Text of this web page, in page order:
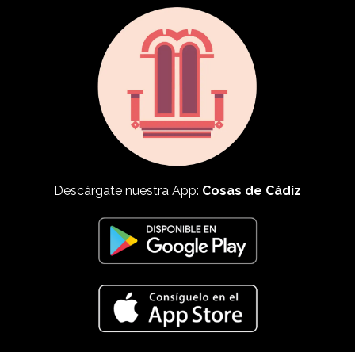
Descárgate nuestra App: Cosas de Cádiz